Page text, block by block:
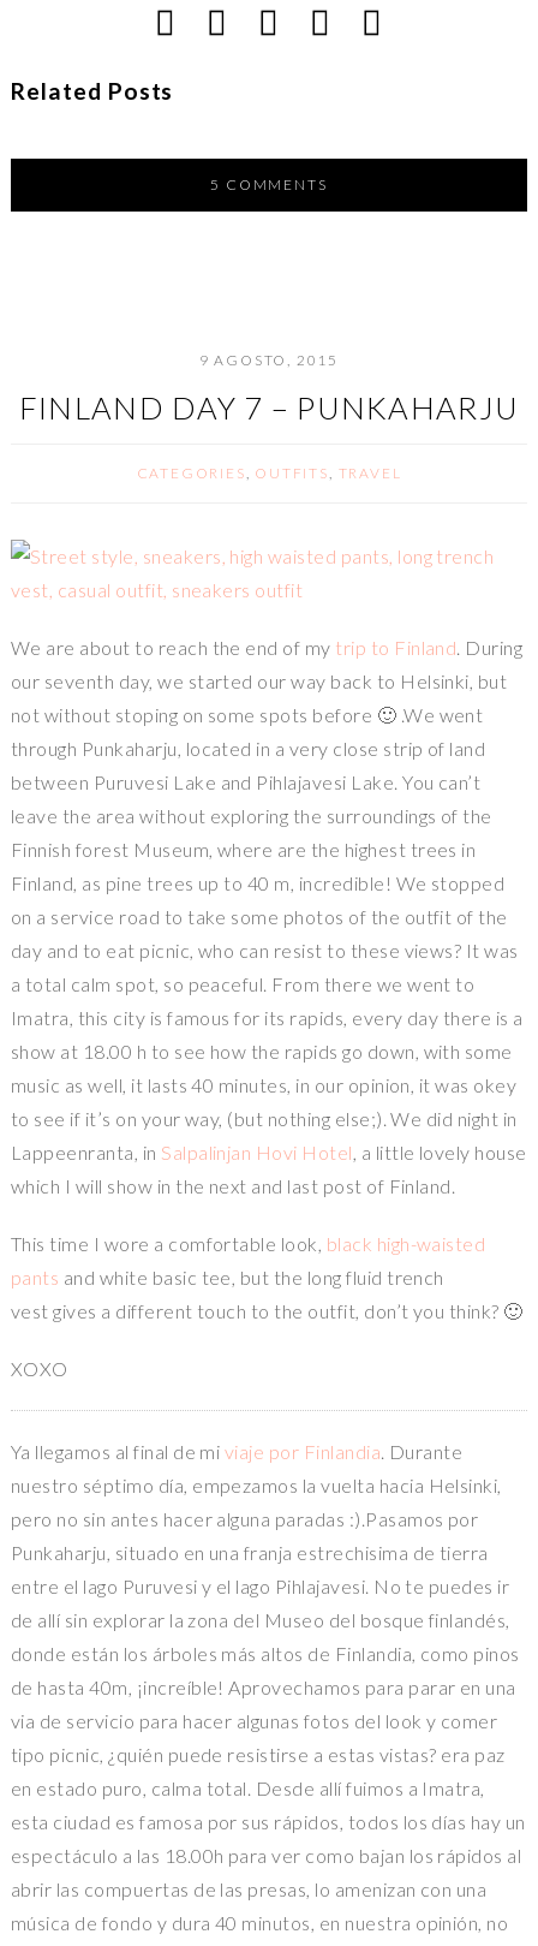
Related Posts
5 COMMENTS
9 AGOSTO, 2015
FINLAND DAY 7 – PUNKAHARJU
CATEGORIES OUTFITS TRAVEL
We are about to reach the end of my trip to Finland. During
our seventh day, we started our way back to Helsinki, but
not without stoping on some spots before 🙂 .We went
through Punkaharju, located in a very close strip of land
between Puruvesi Lake and Pihlajavesi Lake. You can’t
leave the area without exploring the surroundings of the
Finnish forest Museum, where are the highest trees in
Finland, as pine trees up to 40 m, incredible! We stopped
on a service road to take some photos of the outfit of the
day and to eat picnic, who can resist to these views? It was
a total calm spot, so peaceful. From there we went to
Imatra, this city is famous for its rapids, every day there is a
show at 18.00 h to see how the rapids go down, with some
music as well, it lasts 40 minutes, in our opinion, it was okey
to see if it’s on your way, (but nothing else;). We did night in
Lappeenranta, in Salpalinjan Hovi Hotel, a little lovely house
which I will show in the next and last post of Finland.
This time I wore a comfortable look, black high-waisted
pants and white basic tee, but the long fluid trench
vest gives a different touch to the outfit, don’t you think? 🙂
XOXO
Ya llegamos al final de mi viaje por Finlandia. Durante
nuestro séptimo día, empezamos la vuelta hacia Helsinki,
pero no sin antes hacer alguna paradas :).Pasamos por
Punkaharju, situado en una franja estrechisima de tierra
entre el lago Puruvesi y el lago Pihlajavesi. No te puedes ir
de allí sin explorar la zona del Museo del bosque finlandés,
donde están los árboles más altos de Finlandia, como pinos
de hasta 40m, ¡increíble! Aprovechamos para parar en una
via de servicio para hacer algunas fotos del look y comer
tipo picnic, ¿quién puede resistirse a estas vistas? era paz
en estado puro, calma total. Desde allí fuimos a Imatra,
esta ciudad es famosa por sus rápidos, todos los días hay un
espectáculo a las 18.00h para ver como bajan los rápidos al
abrir las compuertas de las presas, lo amenizan con una
música de fondo y dura 40 minutos, en nuestra opinión, no